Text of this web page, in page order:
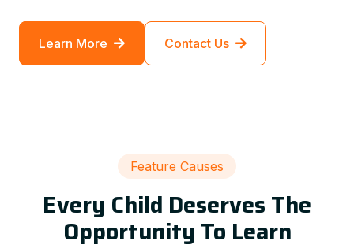
Learn More Contact Us
Feature Causes
Every Child Deserves The
Opportunity To Learn